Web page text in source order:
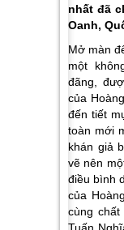
nhất đã
Oanh,
Mở màn
một
đãng,
của
đến tiết
toàn mới
khán giả
vẽ nên
điều bình
của
cùng